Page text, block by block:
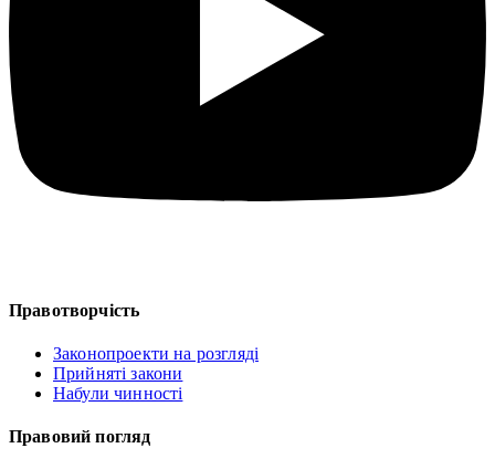
Правотворчість
Законопроекти на розгляді
Прийняті закони
Набули чинності
Правовий погляд